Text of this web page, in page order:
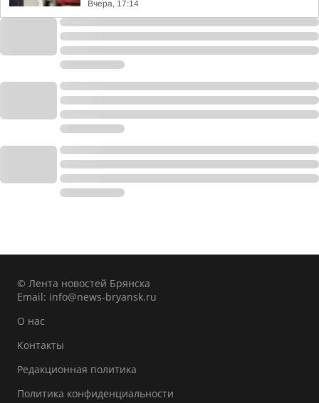
Вчера, 17:14
© Лента новостей Брянска
Email: info@news-bryansk.ru
О нас
Контакты
Редакционная политика
Политика конфиденциальности